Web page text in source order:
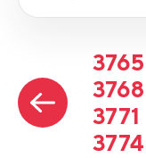
3765
3768
3771
3774